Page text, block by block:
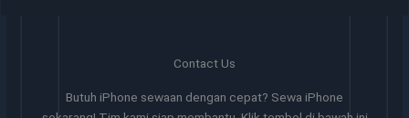
Contact Us
Butuh iPhone sewaan dengan cepat? Sewa iPhone